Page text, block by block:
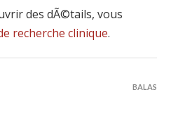
des dÃ©tails, vous
recherche clinique.
BALAS